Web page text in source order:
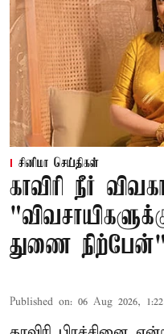
சினிமா செய்திகள்
காவிரி நீர்
துணை
Published on: 06 Aug 2026,